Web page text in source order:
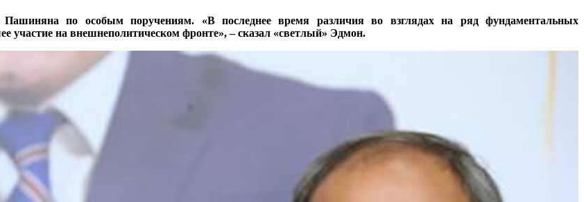
по особым поручениям. «В последнее время различия во взглядах на ряд фундаментальных
на внешнеполитическом фронте», – сказал «светлый» Эдмон.